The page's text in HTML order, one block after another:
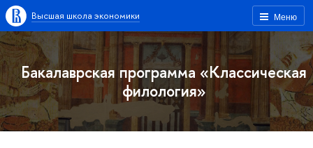
Меню
Высшая школа экономики
Бакалаврская программа «Классическая
филология»